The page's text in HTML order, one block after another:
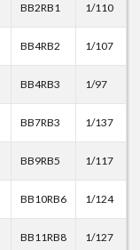
BB2RB1 1/110
BB4RB2 1/107
BB4RB3 1/97
BB7RB3 1/137
BB9RB5 1/117
BB10RB6 1/124
BB11RB8 1/127